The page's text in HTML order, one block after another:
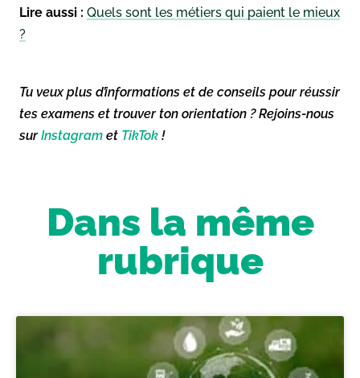
Lire aussi : Quels sont les métiers qui paient le mieux
?
Tu veux plus d’informations et de conseils pour réussir
tes examens et trouver ton orientation ? Rejoins-nous
surInstagram et TikTok !
Dans la même
rubrique